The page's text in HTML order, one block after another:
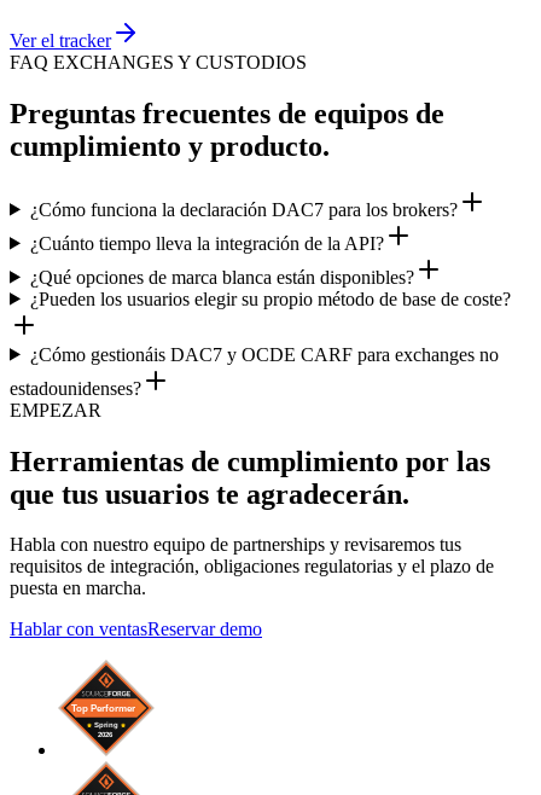
Ver el tracker
FAQ EXCHANGES Y CUSTODIOS
Preguntas frecuentes de equipos de
cumplimiento y producto.
¿Cómo funciona la declaración DAC7 para los brokers?
¿Cuánto tiempo lleva la integración de la API?
¿Qué opciones de marca blanca están disponibles?
¿Pueden los usuarios elegir su propio método de base de coste?
¿Cómo gestionáis DAC7 y OCDE CARF para exchanges no
estadounidenses?
EMPEZAR
Herramientas de cumplimiento por las
que tus usuarios te agradecerán.
Habla con nuestro equipo de partnerships y revisaremos tus
requisitos de integración, obligaciones regulatorias y el plazo de
puesta en marcha.
Hablar con ventasReservar demo